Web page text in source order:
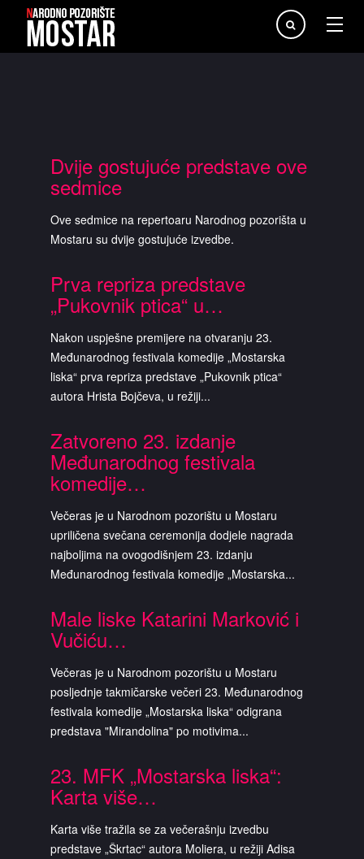
Traži...
Dvije gostujuće predstave ove
sedmice
Ove sedmice na repertoaru Narodnog pozorišta u
Mostaru su dvije gostujuće izvedbe.
Prva repriza predstave
„Pukovnik ptica“ u…
Nakon uspješne premijere na otvaranju 23.
Međunarodnog festivala komedije „Mostarska
liska“ prva repriza predstave „Pukovnik ptica“
autora Hrista Bojčeva, u režiji...
Zatvoreno 23. izdanje
Međunarodnog festivala
komedije…
Večeras je u Narodnom pozorištu u Mostaru
upriličena svečana ceremonija dodjele nagrada
najboljima na ovogodišnjem 23. izdanju
Međunarodnog festivala komedije „Mostarska...
Male liske Katarini Marković i
Vučiću…
Večeras je u Narodnom pozorištu u Mostaru
posljednje takmičarske večeri 23. Međunarodnog
festivala komedije „Mostarska liska“ odigrana
predstava "Mirandolina" po motivima...
23. MFK „Mostarska liska“:
Karta više…
Karta više tražila se za večerašnju izvedbu
predstave „Škrtac“ autora Moliera, u režiji Adisa